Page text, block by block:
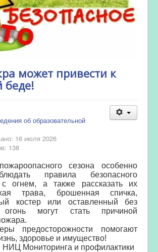
может привести к
беде!
об образовательной
16 июля 2026
138
сезона особенно
правила безопасного
огнем, а также рассказать их
трава, брошенная спичка,
костер или оставленный без
огонь могут стать причиной
предосторожности помогают
здоровье и имущество!
НИЦ Мониторинга и профилактики